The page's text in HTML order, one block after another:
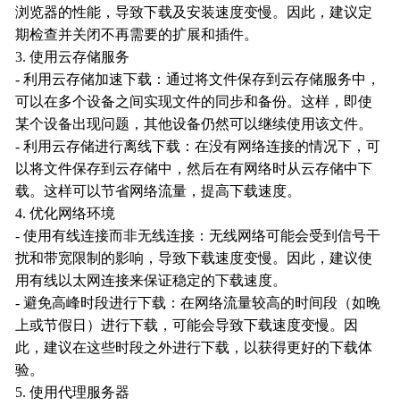
浏览器的性能，导致下载及安装速度变慢。因此，建议定
期检查并关闭不再需要的扩展和插件。
3. 使用云存储服务
- 利用云存储加速下载：通过将文件保存到云存储服务中，
可以在多个设备之间实现文件的同步和备份。这样，即使
某个设备出现问题，其他设备仍然可以继续使用该文件。
- 利用云存储进行离线下载：在没有网络连接的情况下，可
以将文件保存到云存储中，然后在有网络时从云存储中下
载。这样可以节省网络流量，提高下载速度。
4. 优化网络环境
- 使用有线连接而非无线连接：无线网络可能会受到信号干
扰和带宽限制的影响，导致下载速度变慢。因此，建议使
用有线以太网连接来保证稳定的下载速度。
- 避免高峰时段进行下载：在网络流量较高的时间段（如晚
上或节假日）进行下载，可能会导致下载速度变慢。因
此，建议在这些时段之外进行下载，以获得更好的下载体
验。
5. 使用代理服务器